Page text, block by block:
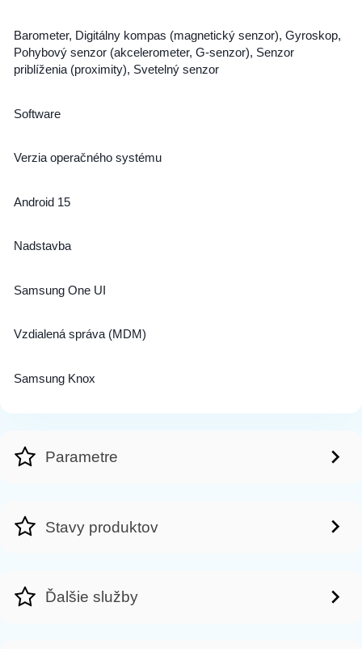
Barometer, Digitálny kompas (magnetický senzor), Gyroskop,
Pohybový senzor (akcelerometer, G-senzor), Senzor
priblíženia (proximity), Svetelný senzor
Software
Verzia operačného systému
Android 15
Nadstavba
Samsung One UI
Vzdialená správa (MDM)
Samsung Knox
Parametre
Stavy produktov
Ďalšie služby